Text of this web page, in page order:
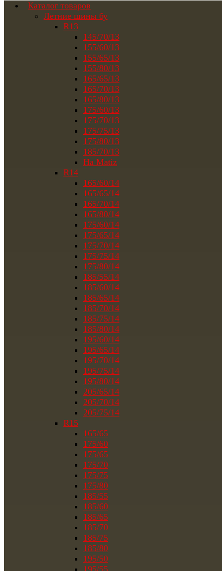
Каталог товаров
Летние шины бу
R13
145/70/13
155/60/13
155/65/13
155/80/13
165/65/13
165/70/13
165/80/13
175/60/13
175/70/13
175/75/13
175/80/13
185/70/13
На Matiz
R14
165/60/14
165/65/14
165/70/14
165/80/14
175/60/14
175/65/14
175/70/14
175/75/14
175/80/14
185/55/14
185/60/14
185/65/14
185/70/14
185/75/14
185/80/14
195/60/14
195/65/14
195/70/14
195/75/14
195/80/14
205/65/14
205/70/14
205/75/14
R15
165/65
175/60
175/65
175/70
175/75
175/80
185/55
185/60
185/65
185/70
185/75
185/80
195/50
195/55